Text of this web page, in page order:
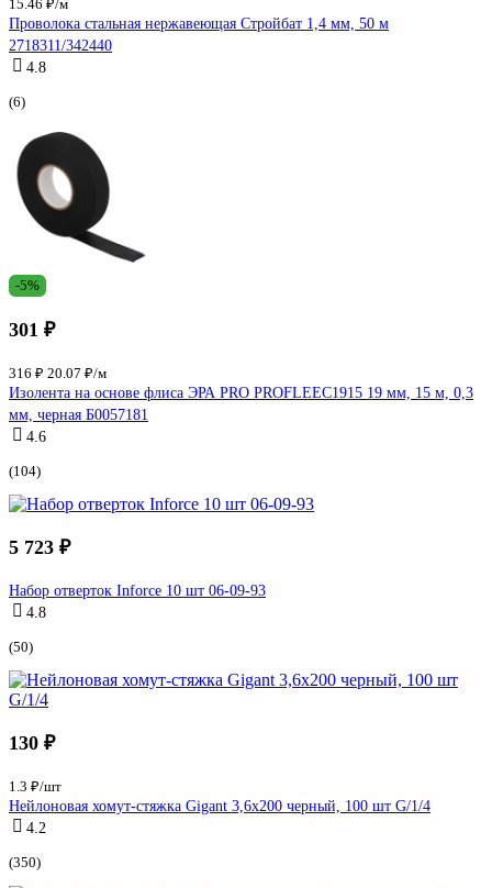
15.46 ₽/м
Проволока стальная нержавеющая Стройбат 1,4 мм, 50 м
2718311/342440
4.8
(6)
-5%
301 ₽
316 ₽ 20.07 ₽/м
Изолента на основе флиса ЭРА PRO PROFLEEC1915 19 мм, 15 м, 0,3
мм, черная Б0057181
4.6
(104)
5 723 ₽
Набор отверток Inforce 10 шт 06-09-93
4.8
(50)
130 ₽
1.3 ₽/шт
Нейлоновая хомут-стяжка Gigant 3,6х200 черный, 100 шт G/1/4
4.2
(350)